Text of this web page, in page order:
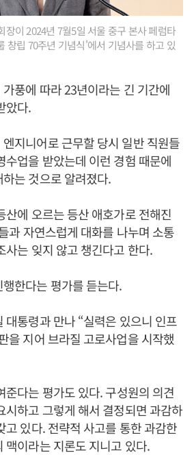
장이 2024년 7월5일 서울 중구 본사 페럼타
창립 70주년 기념식'에서 기념사를 하고 있
풍에 따라 23년이라는 긴 기간에
았다.
지니어로 근무할 당시 일반 직원들
수업을 받았는데 이런 경험 때문에
는 것으로 알려졌다.
산에 오르는 등산 애호가로 전해진
과 자연스럽게 대화를 나누며 소통
사는 잊지 않고 챙긴다고 한다.
한다는 평가를 듣는다.
대통령과 만나 “실력은 있으니 인프
을 지어 브라질 고로사업을 시작했
준다는 평가도 있다. 구성원의 의견
시하고 그렇게 해서 결정되면 과감하
고 있다. 전략적 사고를 통한 과감한
맥이라는 지론도 지니고 있다.